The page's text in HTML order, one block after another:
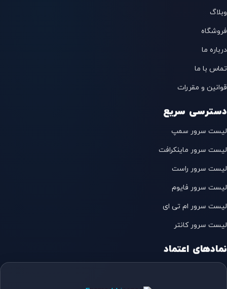
وبلاگ
فروشگاه
درباره ما
تماس با ما
قوانین و مقررات
دسترسی سریع
لیست سرور سمپ
لیست سرور ماینکرافت
لیست سرور راست
لیست سرور فایوم
لیست سرور ام تی ای
لیست سرور کانتر
نمادهای اعتماد